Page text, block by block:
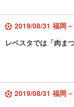
2019/08/31 福岡
レベスタでは「肉ま
2019/08/31 福岡